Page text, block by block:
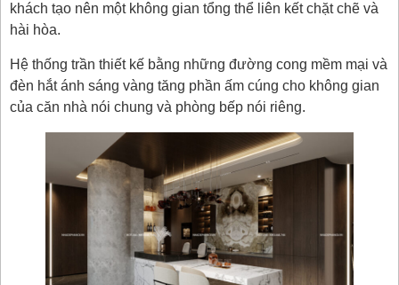
khách tạo nên một không gian tổng thể liên kết chặt chẽ và
hài hòa.
Hệ thống trần thiết kế bằng những đường cong mềm mại và
đèn hắt ánh sáng vàng tăng phần ấm cúng cho không gian
của căn nhà nói chung và phòng bếp nói riêng.